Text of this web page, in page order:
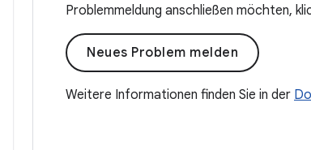
Problemmeldung anschließen möchten,
Neues Problem melden
Weitere Informationen finden Sie in der